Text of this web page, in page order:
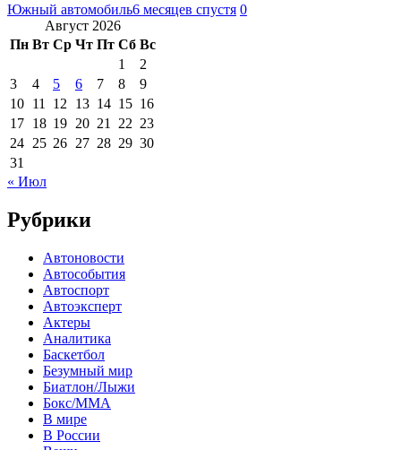
Южный автомобиль6 месяцев спустя 0
Август 2026
Пн Вт Ср Чт Пт Сб Вс
1
2
3
4 5 6 7 8
9
10 11 12 13 14 15 16
17 18 19 20 21 22 23
24 25 26 27 28 29 30
31
« Июл
Рубрики
Автоновости
Автособытия
Автоспорт
Автоэксперт
Актеры
Аналитика
Баскетбол
Безумный мир
Биатлон/Лыжи
Бокс/MMA
В мире
В России